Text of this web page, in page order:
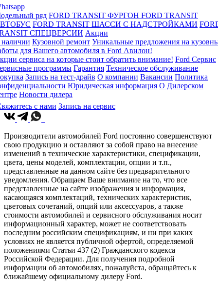
ряд FORD TRANSIT ФУРГОН FORD TRANSIT
FORD TRANSIT ШАССИ С НАДСТРОЙКАМИ
СПЕЦВЕРСИИ Акции
Кузовной ремонт Уникальные предложения на
для Вашего автомобиля в Ford Авилон!
сервиса на которые стоит обратить внимание! Ford Сервис
программы Гарантия Техническое обслуживание
Запись на тест-драйв О компании Вакансии Политика
Юридическая информация О Дилерском
Новости дилера
с нами Запись на сервис
Производители автомобилей Ford постоянно совершенствуют
свою продукцию и оставляют за собой право на внесение
изменений в технические характеристики, спецификации,
цвета, цены моделей, комплектации, опции и т.п.,
представленные на данном сайте без предварительного
уведомления. Обращаем Ваше внимание на то, что все
представленные на сайте изображения и информация,
касающаяся комплектаций, технических характеристик,
цветовых сочетаний, опций или аксессуаров, а также
стоимости автомобилей и сервисного обслуживания носит
информационный характер, может не соответствовать
последним российским спецификациям, и ни при каких
условиях не является публичной офертой, определяемой
положениями Статьи 437 (2) Гражданского кодекса
Российской Федерации. Для получения подробной
информации об автомобилях, пожалуйста, обращайтесь к
ближайшему официальному дилеру Ford.